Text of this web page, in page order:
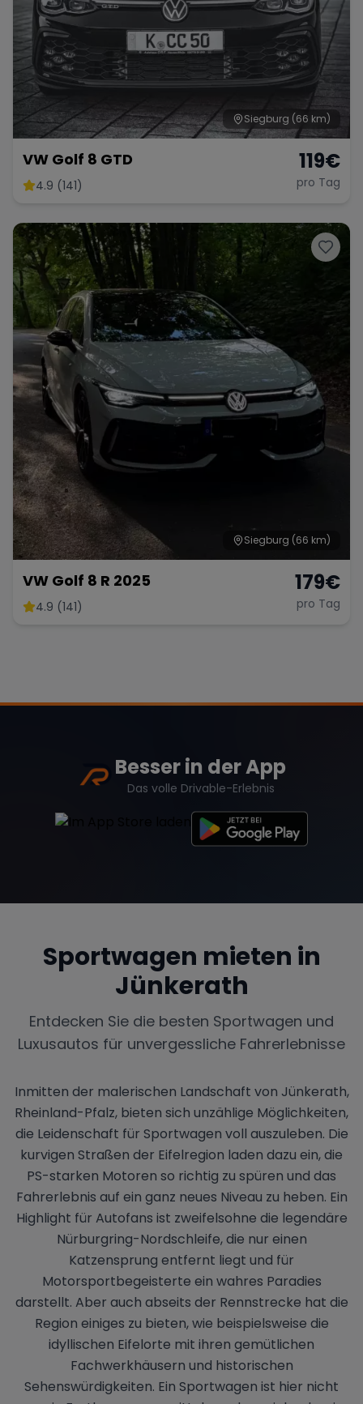
Siegburg (66 km)
VW Golf 8 GTD
4.9 (141)
119€
pro Tag
Siegburg (66 km)
VW Golf 8 R 2025
4.9 (141)
179€
pro Tag
Besser in der App
Das volle Drivable-Erlebnis
Sportwagen mieten in
Jünkerath
Entdecken Sie die besten Sportwagen und
Luxusautos für unvergessliche Fahrerlebnisse
Inmitten der malerischen Landschaft von Jünkerath,
Rheinland-Pfalz, bieten sich unzählige Möglichkeiten,
die Leidenschaft für Sportwagen voll auszuleben. Die
kurvigen Straßen der Eifelregion laden dazu ein, die
PS-starken Motoren so richtig zu spüren und das
Fahrerlebnis auf ein ganz neues Niveau zu heben. Ein
Highlight für Autofans ist zweifelsohne die legendäre
Nürburgring-Nordschleife, die nur einen
Katzensprung entfernt liegt und für
Motorsportbegeisterte ein wahres Paradies
darstellt. Aber auch abseits der Rennstrecke hat die
Region einiges zu bieten, wie beispielsweise die
idyllischen Eifelorte mit ihren gemütlichen
Fachwerkhäusern und historischen
Sehenswürdigkeiten. Ein Sportwagen ist hier nicht